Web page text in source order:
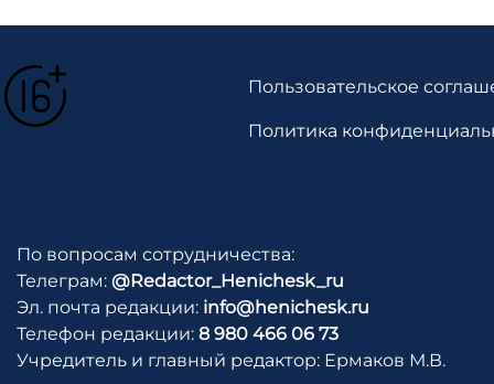
Пользовательское
Политика
По вопросам сотрудничества:
Телеграм: @Redactor_Henichesk_ru
Эл. почта редакции: info@henichesk.ru
Телефон редакции: 8 980 466 06 73
Учредитель и главный редактор: Ермаков М.В.